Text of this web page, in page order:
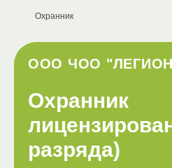
ООО ЧОО
Охранник
Охранник
разряда)